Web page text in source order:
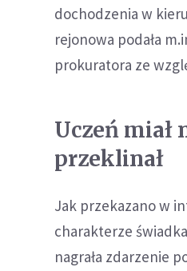
dochodzenia w
rejonowa podała
prokuratora ze
Uczeń miał
przeklinał
Jak przekazano w
charakterze
nagrała zdarzenie